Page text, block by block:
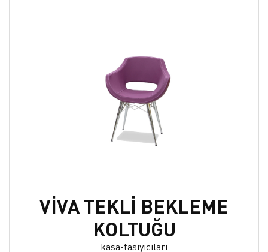
VİVA TEKLİ BEKLEME
KOLTUĞU
kasa-tasiyicilari